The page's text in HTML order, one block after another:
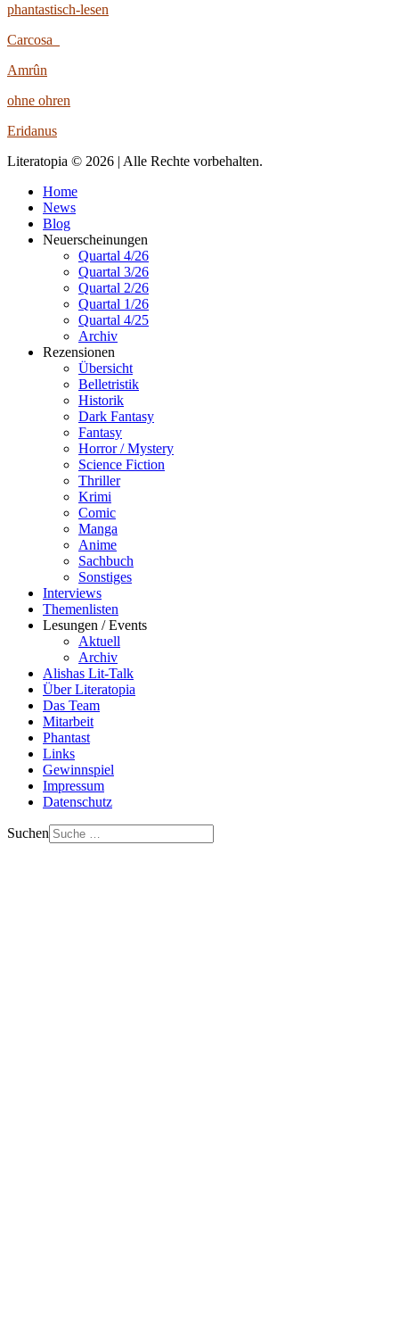
phantastisch-lesen
Carcosa
Amrûn
ohne ohren
Eridanus
Literatopia © 2026 | Alle Rechte vorbehalten.
Home
News
Blog
Neuerscheinungen
Quartal 4/26
Quartal 3/26
Quartal 2/26
Quartal 1/26
Quartal 4/25
Archiv
Rezensionen
Übersicht
Belletristik
Historik
Dark Fantasy
Fantasy
Horror / Mystery
Science Fiction
Thriller
Krimi
Comic
Manga
Anime
Sachbuch
Sonstiges
Interviews
Themenlisten
Lesungen / Events
Aktuell
Archiv
Alishas Lit-Talk
Über Literatopia
Das Team
Mitarbeit
Phantast
Links
Gewinnspiel
Impressum
Datenschutz
Suchen